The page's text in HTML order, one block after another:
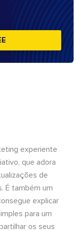
experiente
que adora
de
É também um
explicar
para um
os seus